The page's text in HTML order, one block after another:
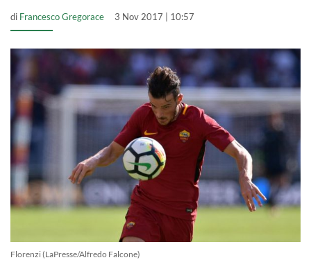
di Francesco Gregorace 3 Nov 2017 | 10:57
Florenzi (LaPresse/Alfredo Falcone)